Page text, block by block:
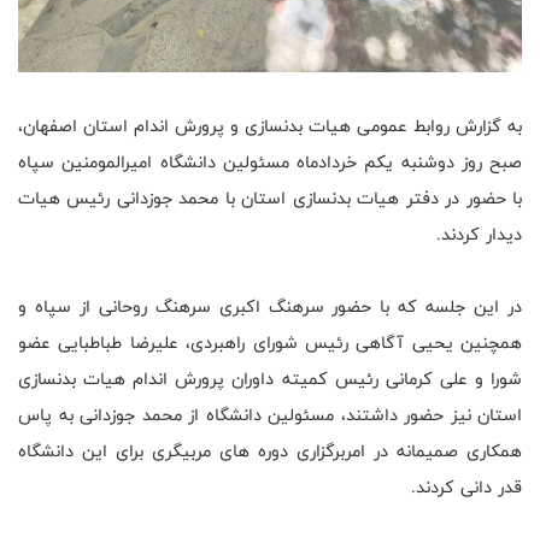
به گزارش روابط عمومی هیات بدنسازی و پرورش اندام استان اصفهان،
صبح روز دوشنبه یکم خردادماه مسئولین دانشگاه امیرالمومنین سپاه
با حضور در دفتر هیات بدنسازی استان با محمد جوزدانی رئیس هیات
دیدار کردند.
در این جلسه که با حضور سرهنگ اکبری سرهنگ روحانی از سپاه و
همچنین یحیی آگاهی رئیس شورای راهبردی، علیرضا طباطبایی عضو
شورا و علی کرمانی رئیس کمیته داوران پرورش اندام هیات بدنسازی
استان نیز حضور داشتند، مسئولین دانشگاه از محمد جوزدانی به پاس
همکاری صمیمانه در امربرگزاری دوره های مربیگری برای این دانشگاه
قدر دانی کردند.